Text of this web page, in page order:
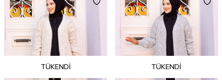
TÜKENDI TÜKENDI